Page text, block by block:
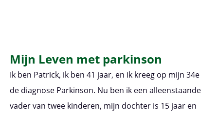
Mijn Leven met parkinson
Ik ben Patrick, ik ben 41 jaar, en ik kreeg op mijn 34e
de diagnose Parkinson. Nu ben ik een alleenstaande
vader van twee kinderen, mijn dochter is 15 jaar en